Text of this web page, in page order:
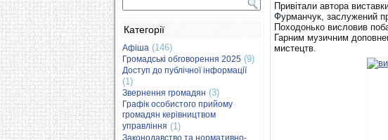
Категорії
Афіша (146)
Громадські обговорення 2025 (9)
Доступ до публічної інформації
(1)
Звернення громадян (3)
Графік особистого прийому
громадян керівництвом
управління (1)
Законодавство та нормативно-
Привітали автора
Фурманчук, заслужений
Походонько висловив
Гарним музичним
мистецтв.